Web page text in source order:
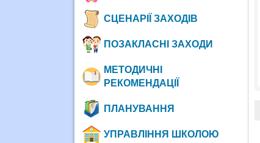
СЦЕНАРІЇ ЗАХОДІВ
ПОЗАКЛАСНІ ЗАХОДИ
МЕТОДИЧНІ
РЕКОМЕНДАЦІЇ
ПЛАНУВАННЯ
УПРАВЛІННЯ ШКОЛОЮ